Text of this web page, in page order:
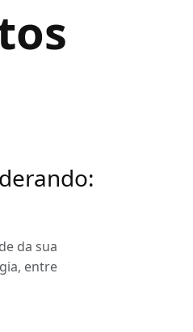
da sua
entre